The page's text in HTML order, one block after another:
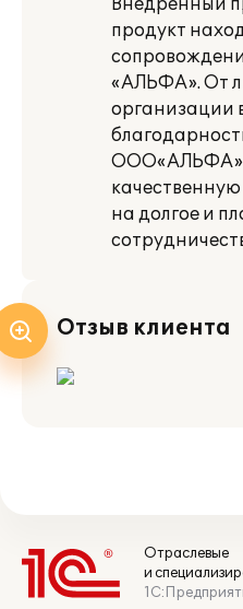
Внедренный
продукт
«АЛЬФА». От
организации
ООО«АЛЬФА»
на долгое и
Отзыв клиента
Отраслевые
и